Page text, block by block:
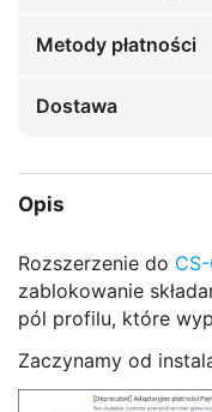
Metody płatności
Dostawa
Opis
Rozszerzenie do
zablokowanie
pól profilu, które
Zaczynamy od